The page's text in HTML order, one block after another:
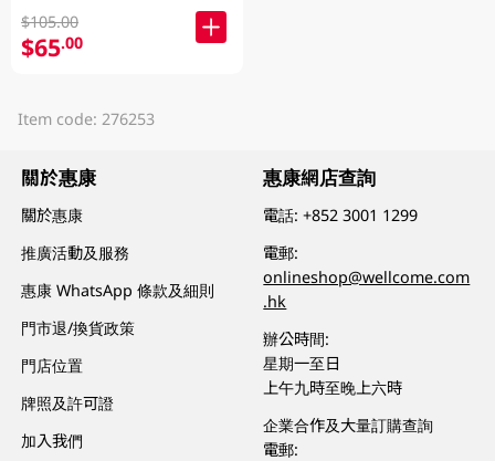
$105.00
$65.00
Item code: 276253
關於惠康
關於惠康
推廣活動及服務
惠康 WhatsApp 條款及細則
門市退/換貨政策
門店位置
牌照及許可證
加入我們
惠康網店查詢
電話:+852 3001 1299
電郵:
onlineshop@wellcome.com
.hk
辦公時間:
星期一至日
上午九時至晚上六時
企業合作及大量訂購查詢
電郵: